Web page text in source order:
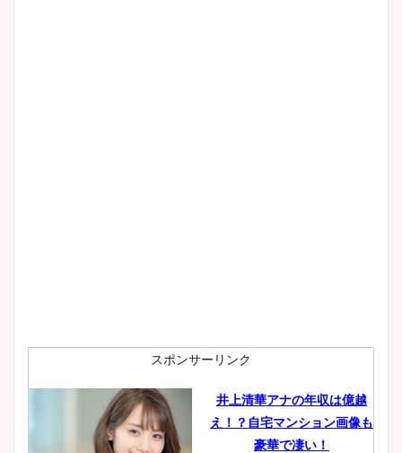
スポンサーリンク
井上清華アナの年収は億越
え！？自宅マンション画像も
豪華で凄い！